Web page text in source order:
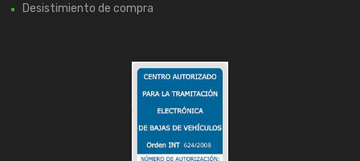
Desistimiento de compra